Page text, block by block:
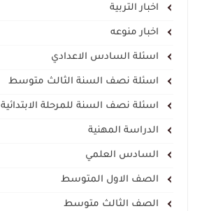
اخبار التربية
اخبار منوعه
اسئلة السادس الاعدادي
اسئلة نصف السنة الثالث متوسط
اسئلة نصف السنة للمرحلة الابتدائية
الدراسة المهنية
السادس العلمي
الصف الاول المتوسط
الصف الثالث متوسط